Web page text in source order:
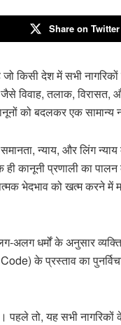
Share on Twitter
किसी देश में सभी
जैसे विवाह, तलाक,
को बदलकर एक सामान्य
न्याय, और लिंग
कानूनी प्रणाली का
भेदभाव को खत्म करने में
अलग धर्मों के अनुसार
के प्रस्ताव का
तो, यह सभी नागरिकों